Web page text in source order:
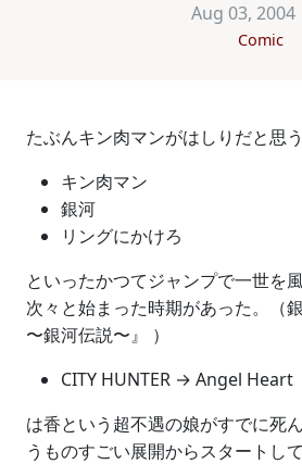
Aug 03, 2004
Comic
たぶんキン肉マンがはしりだと思う
キン肉マン
銀河
リングにかけろ
といったかつてジャンプで一世を
次々と始まった時期があった。（
〜銀河伝説〜』 ）
CITY HUNTER → Angel Heart
は香という超不遇の娘がすでに死
うものすごい展開からスタートし